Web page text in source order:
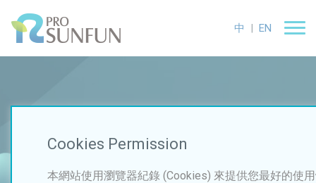
中 | EN
Cookies Permission
本網站使用瀏覽器紀錄 (Cookies) 來提供您最好的使